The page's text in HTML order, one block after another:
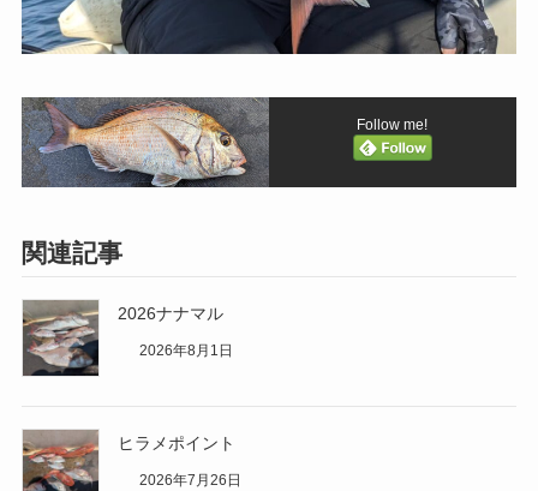
Follow me!
関連記事
2026ナナマル
2026年8月1日
ヒラメポイント
2026年7月26日